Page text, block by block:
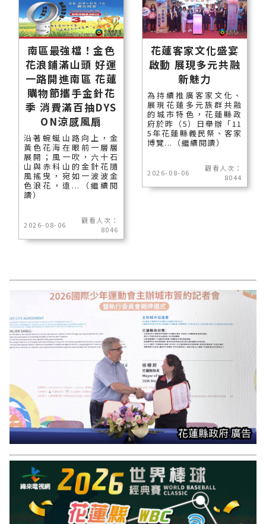
南區最強檔！金色
花浪鋪滿山頭 好運
一路開進南區 花蓮
購物節攜手金針花
季 消費滿百抽DYS
ON涼感風扇
沿著蜿蜒山路向上，金
黃色花海在眼前一層層
展開；風一吹，六十石
山與赤科山的金針花隨
風搖曳，宛如一波波金
色浪花，遠...（繼續閱
讀）
2026-08-06
觀看人次：
8046
花蓮客家文化盛宴
啟動 展現多元共融
新魅力
為持續推廣客家文化、
展現花蓮多元族群共融
的城市特色，花蓮縣政
府於昨（5）日舉辦「11
5年花蓮縣義民祭、客家
博覽...（繼續閱讀）
2026-08-06
觀看人次：
8044